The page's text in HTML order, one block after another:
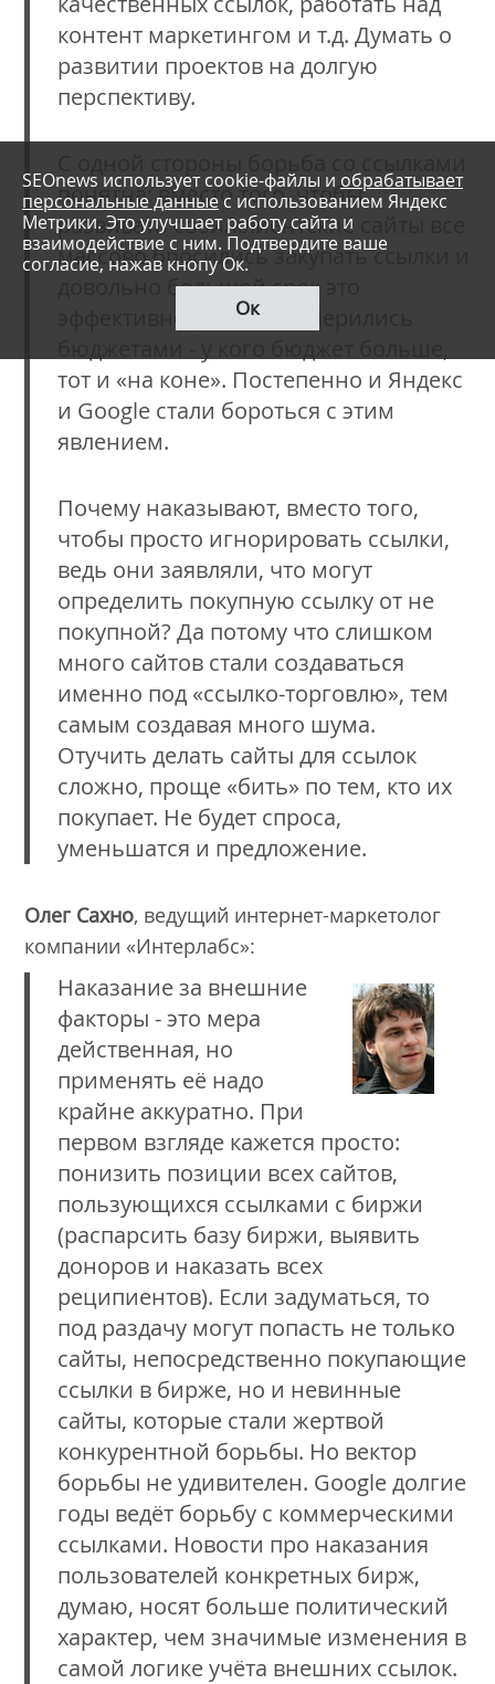
контент маркетингом и т.д. Думать о
развитии проектов на долгую
перспективу.
понятна: вместо того, чтобы
развивать свои/клиентские сайты все
массово бросились закупать ссылки и
довольно большой срок это
эффективно работало. Мерились
тот и «на коне». Постепенно и Яндекс
и Google стали бороться с этим
явлением.
Почему наказывают, вместо того,
чтобы просто игнорировать ссылки,
ведь они заявляли, что могут
определить покупную ссылку от не
покупной? Да потому что слишком
много сайтов стали создаваться
именно под «ссылко-торговлю», тем
самым создавая много шума.
Отучить делать сайты для ссылок
сложно, проще «бить» по тем, кто их
покупает. Не будет спроса,
уменьшатся и предложение.
Олег Сахно, ведущий интернет-маркетолог
компании «Интерлабс»:
Наказание за внешние
факторы - это мера
действенная, но
применять её надо
крайне аккуратно. При
первом взгляде кажется просто:
понизить позиции всех сайтов,
пользующихся ссылками с биржи
(распарсить базу биржи, выявить
доноров и наказать всех
реципиентов). Если задуматься, то
под раздачу могут попасть не только
сайты, непосредственно покупающие
ссылки в бирже, но и невинные
сайты, которые стали жертвой
конкурентной борьбы. Но вектор
борьбы не удивителен. Google долгие
годы ведёт борьбу с коммерческими
ссылками. Новости про наказания
пользователей конкретных бирж,
думаю, носят больше политический
характер, чем значимые изменения в
самой логике учёта внешних ссылок.
SEOnews использует cookie-файлы и обрабатывает
персональные данныес использованием Яндекс
Метрики. Это улучшает работу сайта и
взаимодействие с ним. Подтвердите ваше
согласие, нажав кнопу Ок.
Ок